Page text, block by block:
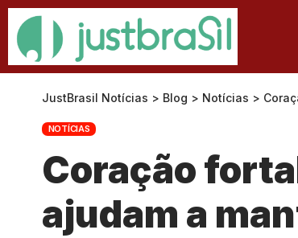
JustBrasil Notícias > Blog > Notícias >
NOTÍCIAS
Coração
ajudam a